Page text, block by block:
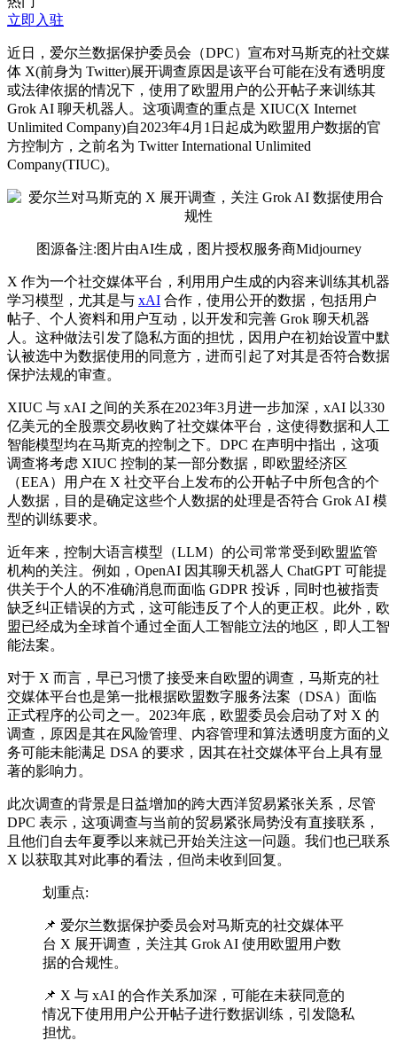
立即入驻
近日，爱尔兰数据保护委员会（DPC）宣布对马斯克的社交媒
体 X(前身为 Twitter)展开调查原因是该平台可能在没有透明度
或法律依据的情况下，使用了欧盟用户的公开帖子来训练其
Grok AI 聊天机器人。这项调查的重点是 XIUC(X Internet
Unlimited Company)自2023年4月1日起成为欧盟用户数据的官
方控制方，之前名为 Twitter International Unlimited
Company(TIUC)。
图源备注:图片由AI生成，图片授权服务商Midjourney
X 作为一个社交媒体平台，利用用户生成的内容来训练其机器
学习模型，尤其是与 xAI 合作，使用公开的数据，包括用户
帖子、个人资料和用户互动，以开发和完善 Grok 聊天机器
人。这种做法引发了隐私方面的担忧，因用户在初始设置中默
认被选中为数据使用的同意方，进而引起了对其是否符合数据
保护法规的审查。
XIUC 与 xAI 之间的关系在2023年3月进一步加深，xAI 以330
亿美元的全股票交易收购了社交媒体平台，这使得数据和人工
智能模型均在马斯克的控制之下。DPC 在声明中指出，这项
调查将考虑 XIUC 控制的某一部分数据，即欧盟经济区
（EEA）用户在 X 社交平台上发布的公开帖子中所包含的个
人数据，目的是确定这些个人数据的处理是否符合 Grok AI 模
型的训练要求。
近年来，控制大语言模型（LLM）的公司常常受到欧盟监管
机构的关注。例如，OpenAI 因其聊天机器人 ChatGPT 可能提
供关于个人的不准确消息而面临 GDPR 投诉，同时也被指责
缺乏纠正错误的方式，这可能违反了个人的更正权。此外，欧
盟已经成为全球首个通过全面人工智能立法的地区，即人工智
能法案。
对于 X 而言，早已习惯了接受来自欧盟的调查，马斯克的社
交媒体平台也是第一批根据欧盟数字服务法案（DSA）面临
正式程序的公司之一。2023年底，欧盟委员会启动了对 X 的
调查，原因是其在风险管理、内容管理和算法透明度方面的义
务可能未能满足 DSA 的要求，因其在社交媒体平台上具有显
著的影响力。
此次调查的背景是日益增加的跨大西洋贸易紧张关系，尽管
DPC 表示，这项调查与当前的贸易紧张局势没有直接联系，
且他们自去年夏季以来就已开始关注这一问题。我们也已联系
X 以获取其对此事的看法，但尚未收到回复。
划重点:
📌 爱尔兰数据保护委员会对马斯克的社交媒体平
台 X 展开调查，关注其 Grok AI 使用欧盟用户数
据的合规性。
📌 X 与 xAI 的合作关系加深，可能在未获同意的
情况下使用用户公开帖子进行数据训练，引发隐私
担忧。